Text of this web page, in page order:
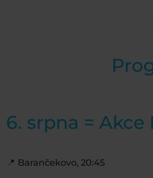
6. srpna = Akce
📍 Barančekovo, 20:45